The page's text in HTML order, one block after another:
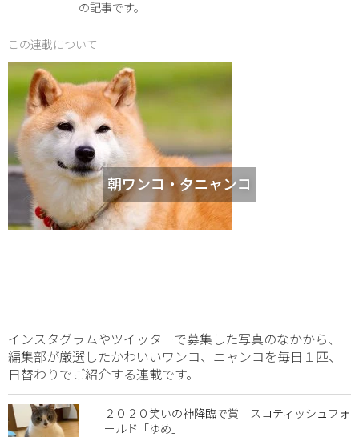
の記事です。
この連載について
朝ワンコ・夕ニャンコ
インスタグラムやツイッターで募集した写真のなかから、
編集部が厳選したかわいいワンコ、ニャンコを毎日１匹、
日替わりでご紹介する連載です。
２０２０笑いの神降臨で賞 スコティッシュフォ
ールド「ゆめ」